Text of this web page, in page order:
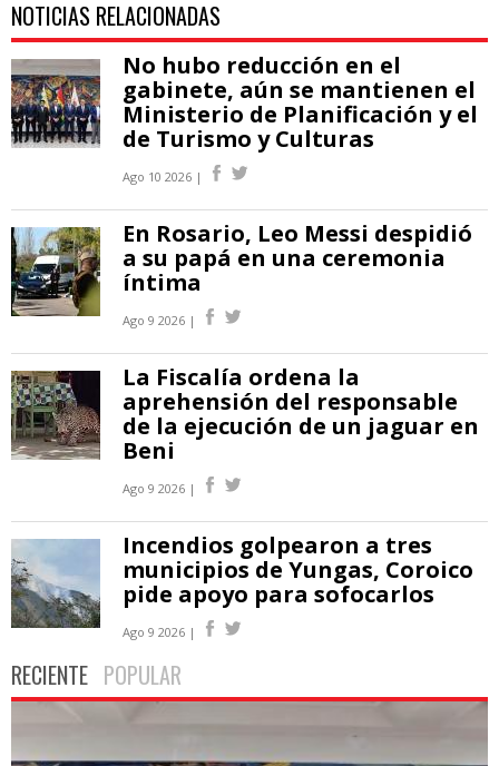
NOTICIAS RELACIONADAS
No hubo reducción en el
gabinete, aún se mantienen el
Ministerio de Planificación y el
de Turismo y Culturas
Ago 10 2026 |
En Rosario, Leo Messi despidió
a su papá en una ceremonia
íntima
Ago 9 2026 |
La Fiscalía ordena la
aprehensión del responsable
de la ejecución de un jaguar en
Beni
Ago 9 2026 |
Incendios golpearon a tres
municipios de Yungas, Coroico
pide apoyo para sofocarlos
Ago 9 2026 |
RECIENTE POPULAR